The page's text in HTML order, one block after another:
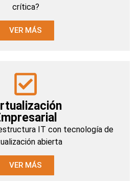
crítica?
VER MÁS
IT con tecnología de
abierta
VER MÁS